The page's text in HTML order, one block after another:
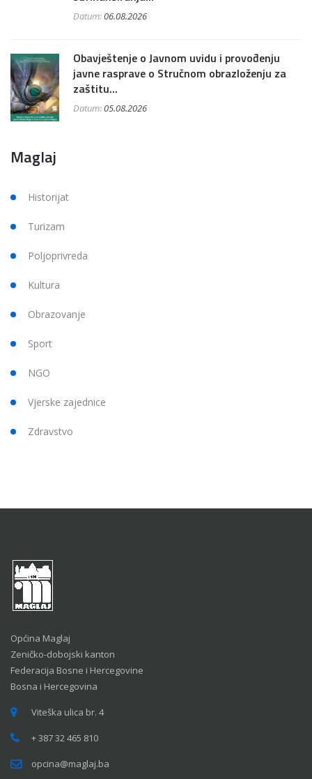
Datum:06.08.2026
Obavještenje o Javnom uvidu i provođenju
javne rasprave o Stručnom obrazloženju za
zaštitu...
Datum:05.08.2026
Maglaj
Historijat
Turizam
Poljoprivreda
Kultura
Obrazovanje
Sport
NGO
Vjerske zajednice
Zdravstvo
Općina Maglaj
Zeničko-dobojski kanton
Federacija Bosne i Hercegovine
Bosna i Hercegovina
Viteška ulica br. 4
+ 387 32 465 810
opcina@maglaj.ba